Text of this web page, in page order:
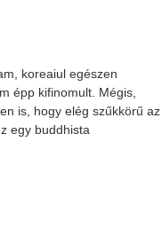
koreaiul egészen
épp kifinomult. Mégis,
is, hogy elég szűkkörű az
egy buddhista